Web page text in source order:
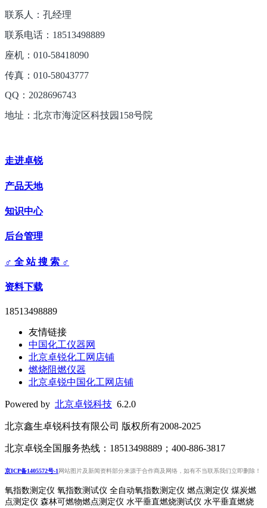
联系人：孔经理
联系电话：18513498889
座机：010-58418090
传真：010-58043777
QQ：2028696743
地址：北京市海淀区科技园158号院
走进卓锐
产品天地
知识中心
后台管理
♂ 全 站 搜 索 ♂
资料下载
18513498889
友情链接
中国化工仪器网
北京卓锐化工网店铺
燃烧阻燃仪器
北京卓锐中国化工网店铺
Powered by 北京卓锐科技 6.2.0
北京鑫生卓锐科技有限公司 版权所有2008-2025
北京卓锐全国服务热线：18513498889；400-886-3817
京ICP备1405572号-1网站图片及新闻资料部分来源于合作商及网络，如有不当联系我们立即删除！
氧指数测定仪 氧指数测试仪 全自动氧指数测定仪 燃点测定仪 煤炭燃
点测定仪 森林可燃物燃点测定仪 水平垂直燃烧测试仪 水平垂直燃烧